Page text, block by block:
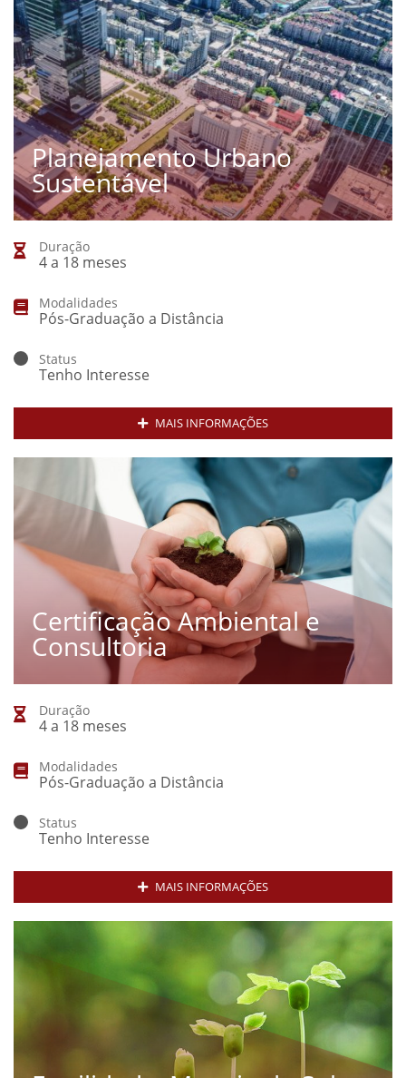
Planejamento Urbano
Sustentável
Duração
4 a 18 meses
Modalidades
Pós-Graduação a Distância
Status
Tenho Interesse
MAIS INFORMAÇÕES
Certificação Ambiental e
Consultoria
Duração
4 a 18 meses
Modalidades
Pós-Graduação a Distância
Status
Tenho Interesse
MAIS INFORMAÇÕES